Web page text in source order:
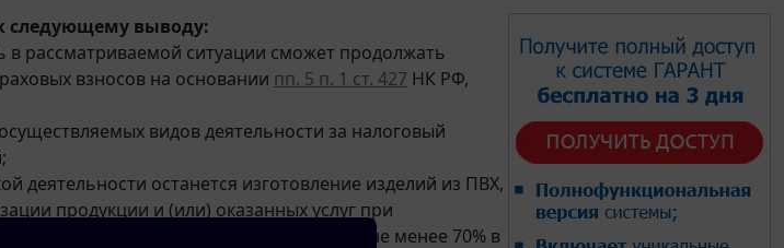
следующему выводу:
рассматриваемой ситуации сможет продолжать
взносов на основании пп. 5 п. 1 ст. 427 НК РФ,
видов деятельности за налоговый
деятельности останется изготовление изделий из ПВХ,
продукции и (или) оказанных услуг при
деятельности будет составлять не менее 70% в